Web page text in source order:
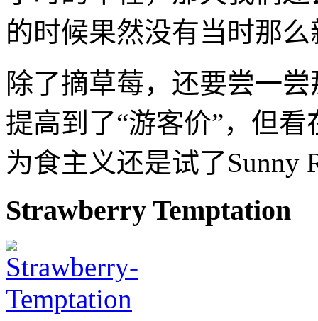
的时候果然没有当时那
除了摘草莓，还要尝一
提高到了“游客价”，但
为食主义还是试了Sunny
Strawberry Temptation